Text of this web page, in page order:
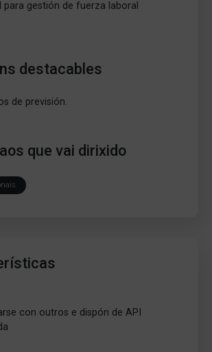
gestión de fuerza laboral
destacables
de previsión.
que vai dirixido
con outros e dispón de API